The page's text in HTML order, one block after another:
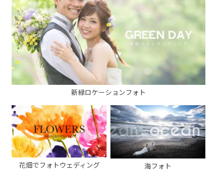
新緑ロケーションフォト
花畑でフォトウェディング 海フォト